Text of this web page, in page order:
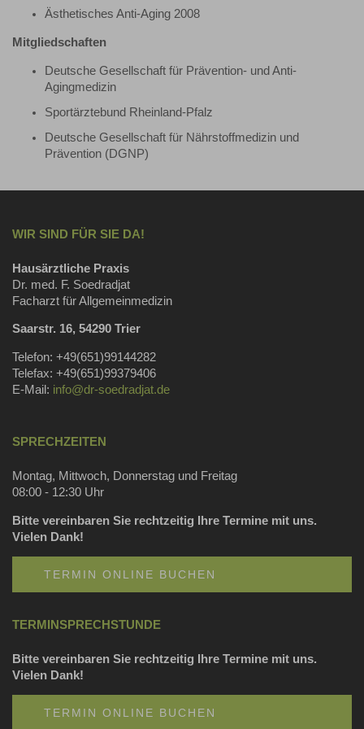
Ästhetisches Anti-Aging 2008
Mitgliedschaften
Deutsche Gesellschaft für Prävention- und Anti-
Agingmedizin
Sportärztebund Rheinland-Pfalz
Deutsche Gesellschaft für Nährstoffmedizin und
Prävention (DGNP)
WIR SIND FÜR SIE DA!
Hausärztliche Praxis
Dr. med. F. Soedradjat
Facharzt für Allgemeinmedizin
Saarstr. 16, 54290 Trier
Telefon: +49(651)99144282
Telefax: +49(651)99379406
E-Mail: info@dr-soedradjat.de
SPRECHZEITEN
Montag, Mittwoch, Donnerstag und Freitag
08:00 - 12:30 Uhr
Bitte vereinbaren Sie rechtzeitig Ihre Termine mit uns.
Vielen Dank!
TERMIN ONLINE BUCHEN
TERMINSPRECHSTUNDE
Bitte vereinbaren Sie rechtzeitig Ihre Termine mit uns.
Vielen Dank!
TERMIN ONLINE BUCHEN